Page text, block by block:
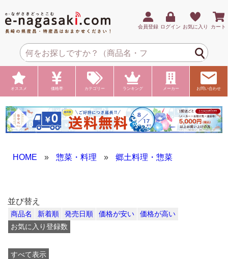
会員登録 ログイン お気に入り カート
オススメ 価格帯 カテゴリー ランキング メーカー お問い合わせ
HOME » 惣菜・料理 » 郷土料理・惣菜
並び替え
商品名 新着順 発売日順 価格が安い
価格が高い
お気に入り登録数
すべて表示